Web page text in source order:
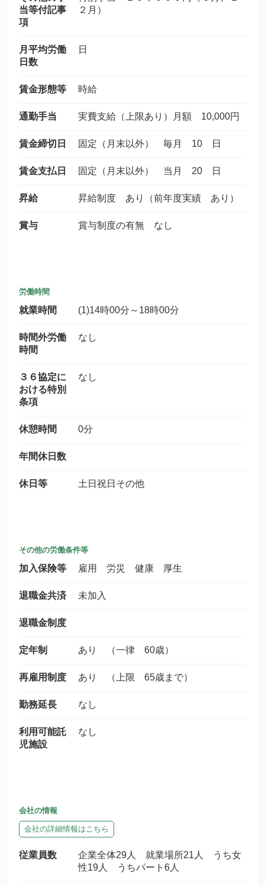
当等付記事
項
２月）
月平均労働
日数
日
賃金形態等 時給
通勤手当 実費支給（上限あり）月額 10,000円
賃金締切日 固定（月末以外） 毎月 10 日
賃金支払日 固定（月末以外） 当月 20 日
昇給 昇給制度 あり（前年度実績 あり）
賞与 賞与制度の有無 なし
労働時間
就業時間 (1)14時00分～18時00分
時間外労働
時間
なし
３６協定に
おける特別
条項
なし
休憩時間 0分
年間休日数
休日等 土日祝日その他
その他の労働条件等
加入保険等 雇用 労災 健康 厚生
退職金共済 未加入
退職金制度
定年制 あり （一律 60歳）
再雇用制度 あり （上限 65歳まで）
勤務延長 なし
利用可能託
児施設
なし
会社の情報
会社の詳細情報はこちら
従業員数
企業全体29人 就業場所21人 うち女
性19人 うちパート6人